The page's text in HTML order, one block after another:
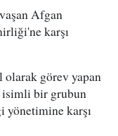
Afgan
karşı
görev yapan
bir grubun
karşı